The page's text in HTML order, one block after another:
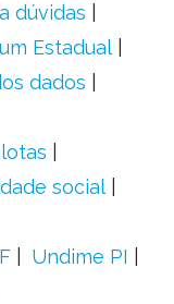
dúvidas
Estadual
dados
social
Undime PI